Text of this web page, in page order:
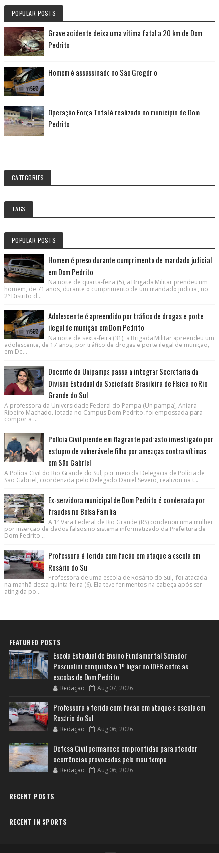
POPULAR POSTS
Grave acidente deixa uma vítima fatal a 20 km de Dom
Pedrito
Homem é assassinado no São Gregório
Operação Força Total é realizada no município de Dom
Pedrito
CATEGORIES
TAGS
POPULAR POSTS
Homem é preso durante cumprimento de mandado judicial
em Dom Pedrito
Na noite de quarta-feira (5), a Brigada Militar prendeu um
homem, de 71 anos, durante o cumprimento de um mandado judicial, no
2º Distrito d...
Adolescente é apreendido por tráfico de drogas e porte
ilegal de munição em Dom Pedrito
Na noite de sexta-feira (31), a Brigada Militar apreendeu um
adolescente, de 17 anos, por tráfico de drogas e porte ilegal de munição,
em Do...
Docente da Unipampa passa a integrar Secretaria da
Divisão Estadual da Sociedade Brasileira de Física no Rio
Grande do Sul
A professora da Universidade Federal do Pampa (Unipampa), Aniara
Ribeiro Machado, lotada no Campus Dom Pedrito, foi empossada para
compor a ...
Polícia Civil prende em flagrante padrasto investigado por
estupro de vulnerável e filho por ameaças contra vítimas
em São Gabriel
A Polícia Civil do Rio Grande do Sul, por meio da Delegacia de Polícia de
São Gabriel, coordenada pelo Delegado Daniel Severo, realizou na t...
Ex-servidora municipal de Dom Pedrito é condenada por
fraudes no Bolsa Família
A 1ª Vara Federal de Rio Grande (RS) condenou uma mulher
por inserção de dados falsos no sistema informatizado da Prefeitura de
Dom Pedrito ...
Professora é ferida com facão em ataque a escola em
Rosário do Sul
Professora de uma escola de Rosário do Sul, foi atacada
na manhã desta quinta-feira (6). Ela teve ferimentos na cabeça após ser
atingida po...
FEATURED POSTS
Escola Estadual de Ensino Fundamental Senador
Pasqualini conquista o 1º lugar no IDEB entre as
escolas de Dom Pedrito
Redação Aug 07, 2026
Professora é ferida com facão em ataque a escola em
Rosário do Sul
Redação Aug 06, 2026
Defesa Civil permanece em prontidão para atender
ocorrências provocadas pelo mau tempo
Redação Aug 06, 2026
RECENT POSTS
RECENT IN SPORTS